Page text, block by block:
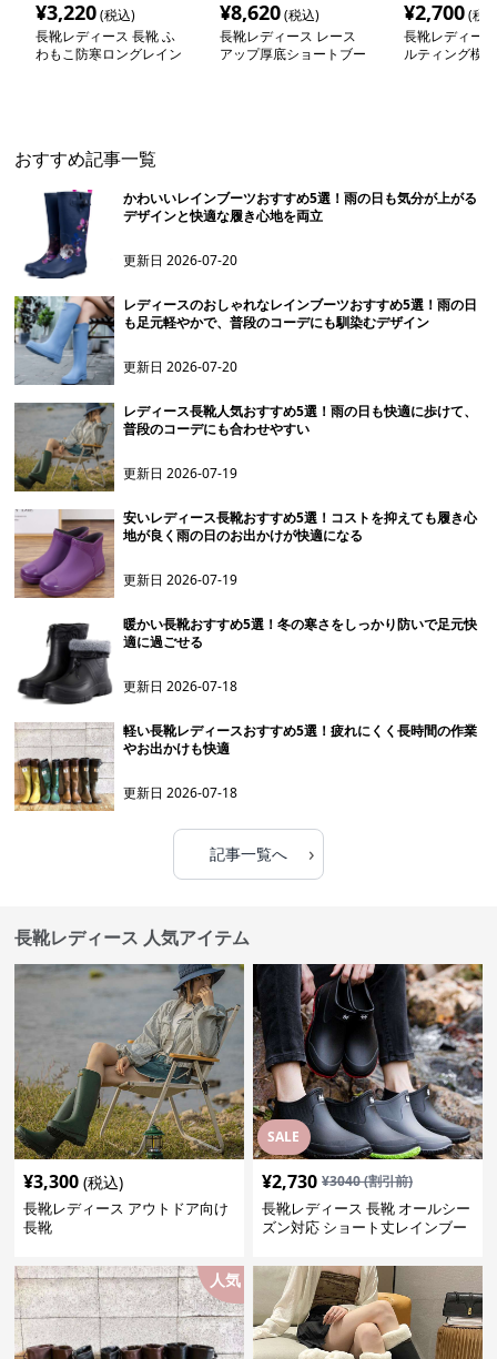
¥3,220(税込)
長靴レディース 長靴 ふ
わもこ防寒ロングレイン
¥8,620(税込)
長靴レディース レース
アップ厚底ショートブー
¥2,700(税
長靴レディー
ルティング模
おすすめ記事一覧
かわいいレインブーツおすすめ5選！雨の日も気分が上がる
デザインと快適な履き心地を両立
更新日2026-07-20
レディースのおしゃれなレインブーツおすすめ5選！雨の日
も足元軽やかで、普段のコーデにも馴染むデザイン
更新日2026-07-20
レディース長靴人気おすすめ5選！雨の日も快適に歩けて、
普段のコーデにも合わせやすい
更新日2026-07-19
安いレディース長靴おすすめ5選！コストを抑えても履き心
地が良く雨の日のお出かけが快適になる
更新日2026-07-19
暖かい長靴おすすめ5選！冬の寒さをしっかり防いで足元快
適に過ごせる
更新日2026-07-18
軽い長靴レディースおすすめ5選！疲れにくく長時間の作業
やお出かけも快適
更新日2026-07-18
記事一覧へ ›
長靴レディース 人気アイテム
¥3,300 (税込)
長靴レディース アウトドア向け
長靴
SALE
¥2,730 ¥3040(割引前)
長靴レディース 長靴 オールシー
ズン対応 ショート丈レインブー
人気